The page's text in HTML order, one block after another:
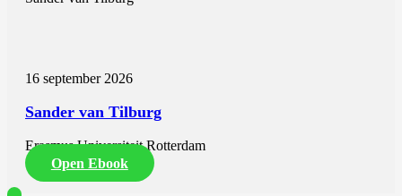
16 september 2026
Sander van Tilburg
Erasmus Universiteit Rotterdam
Open Ebook